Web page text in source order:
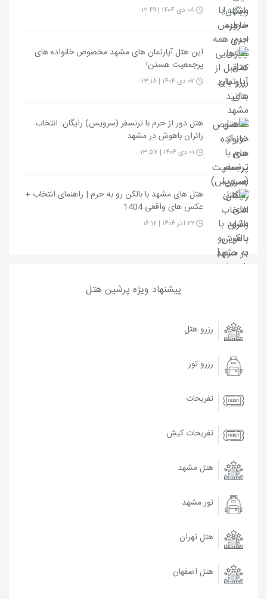
این هتل آپارتمان های مشهد مخصوص خانواده های
پرجمعیت هستن!
هتل دور از حرم با ترنسفر (سرویس) رایگان: انتخاب
زائران باهوش در مشهد
هتل های مشهد با بالکن رو به حرم | راهنمای انتخاب +
عکس های واقعی 1404
پیشنهاد ویژه پرشین هتل
رزرو هتل
رزرو تور
تفریحات
تفریحات کیش
هتل مشهد
تور مشهد
هتل تهران
هتل اصفهان